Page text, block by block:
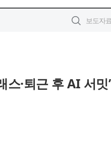
·퇴근 후 AI 서밋’